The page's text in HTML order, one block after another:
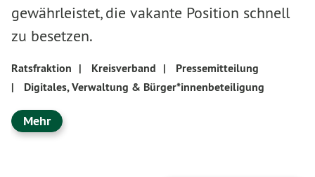
gewährleistet, die vakante Position schnell
zu besetzen.
Ratsfraktion | Kreisverband |
Pressemitteilung
|
Digitales, Verwaltung & Bürger*innenbeteiligung
Mehr